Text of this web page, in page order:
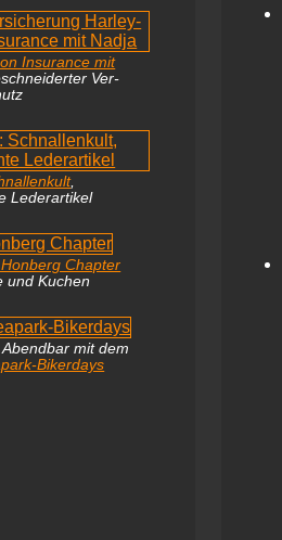
Insurance mit
Ver­
,
Lederartikel
Chapter
und Kuchen
mit dem
Bikerdays